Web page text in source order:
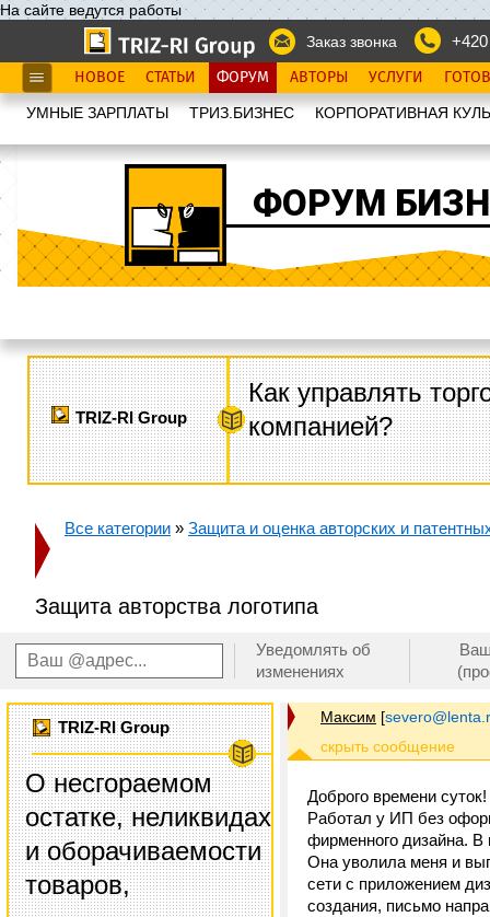
На сайте ведутся работы
Заказ звонка
НОВОЕ СТАТЬИ ФОРУМ АВТОРЫ УСЛУГИ
УМНЫЕ ЗАРПЛАТЫ ТРИЗ.БИЗНЕС КОРПОРАТИВНАЯ
ФОРУМ
TRIZ-RI Group
Как управлять
компанией?
Все категории » Защита и оценка авторских и
Защита авторства логотипа
Уведомлять об
изменениях
TRIZ-RI Group
О несгораемом
остатке, неликвидах
и оборачиваемости
товаров,
Максим [
Доброго времени суток!
Работал у ИП без
фирменного дизайна. В
Она уволила меня и
сети с приложением
создания, письмо